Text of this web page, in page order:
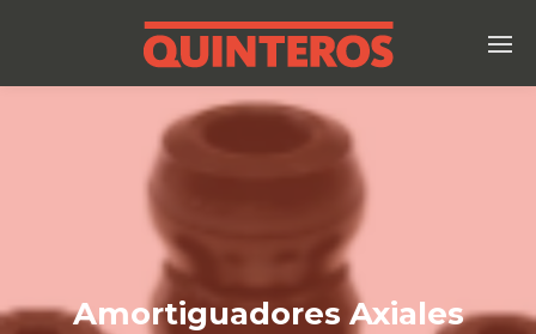
Amortiguadores Axiales